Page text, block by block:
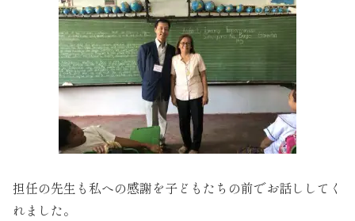
担任の先生も私への感謝を子どもたちの前でお話ししてく
れました。